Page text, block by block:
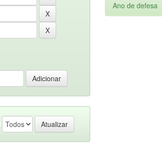
Ano de defesa